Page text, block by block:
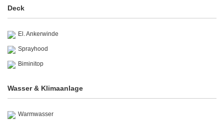
Deck
El. Ankerwinde
Sprayhood
Biminitop
Wasser & Klimaanlage
Warmwasser